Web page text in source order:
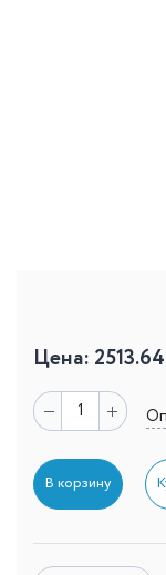
Цена: 2513.64
В корзину